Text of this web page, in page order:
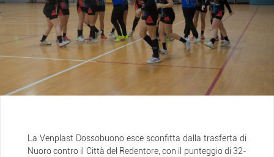
La Venplast Dossobuono esce sconfitta dalla trasferta di
Nuoro contro il Città del Redentore, con il punteggio di 32-